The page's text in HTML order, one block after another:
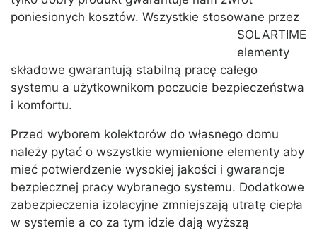
poniesionych kosztów. Wszystkie stosowane przez
SOLARTIME
elementy
składowe gwarantują stabilną pracę całego
systemu a użytkownikom poczucie bezpieczeństwa
i komfortu.
Przed wyborem kolektorów do własnego domu
należy pytać o wszystkie wymienione elementy aby
mieć potwierdzenie wysokiej jakości i gwarancje
bezpiecznej pracy wybranego systemu. Dodatkowe
zabezpieczenia izolacyjne zmniejszają utratę ciepła
w systemie a co za tym idzie dają wyższą